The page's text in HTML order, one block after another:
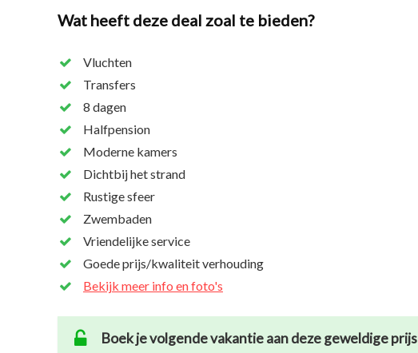
Wat heeft deze deal zoal te bieden?
Vluchten
Transfers
8 dagen
Halfpension
Moderne kamers
Dichtbij het strand
Rustige sfeer
Zwembaden
Vriendelijke service
Goede prijs/kwaliteit verhouding
Bekijk meer info en foto's
Boek je volgende vakantie aan deze geweldige prijs